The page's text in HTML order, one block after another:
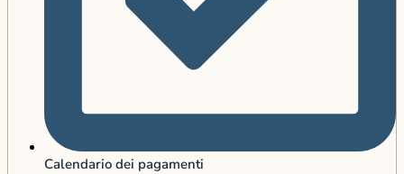
Calendario dei pagamenti